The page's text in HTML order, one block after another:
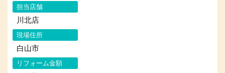
担当店舗
川北店
現場住所
白山市
リフォーム金額